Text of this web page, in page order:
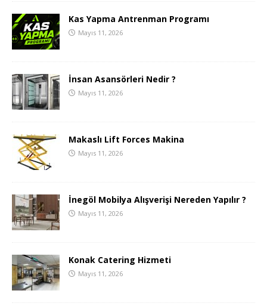
Kas Yapma Antrenman Programı
Mayıs 11, 2026
İnsan Asansörleri Nedir ?
Mayıs 11, 2026
Makaslı Lift Forces Makina
Mayıs 11, 2026
İnegöl Mobilya Alışverişi Nereden Yapılır ?
Mayıs 11, 2026
Konak Catering Hizmeti
Mayıs 11, 2026